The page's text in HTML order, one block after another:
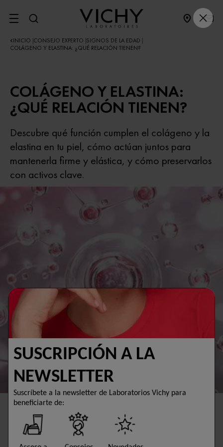
SITE MENU
INICIO CONSEJO EXPERTO SIGNOS DE LA EDAD
COLÁGENO Y ELASTINA: ¿QUÉ RELACIÓN TIENEN?
COLÁGENO Y ELASTINA:
¿QUÉ RELACIÓN TIENEN?
Descubre qué función cumplen el colágeno y la
elastina en tu piel, cómo actúan juntos para
mantenerla firme y elástica, y cómo preservarlos
con activos clave.
SUSCRIPCIÓN A LA
NEWSLETTER
Suscríbete a la newsletter de Laboratorios Vichy para
beneficiarte de: